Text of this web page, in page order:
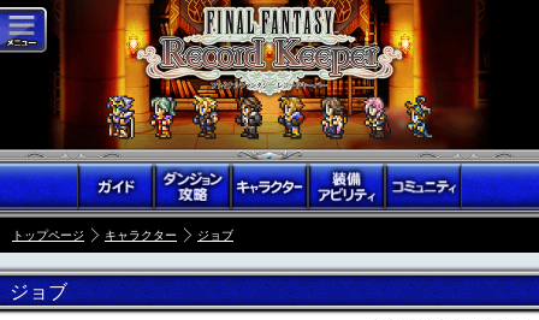
トップページ キャラクター ジョブ
ジョブ